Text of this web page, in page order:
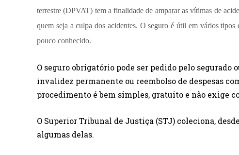
terrestre (DPVAT) tem a finalidade de amparar as vítimas de
quem seja a culpa dos acidentes. O seguro é útil em vários
pouco conhecido.
O seguro obrigatório pode ser pedido pelo
invalidez permanente ou reembolso de despesas
procedimento é bem simples, gratuito e não exige
O Superior Tribunal de Justiça (STJ) coleciona,
algumas delas.